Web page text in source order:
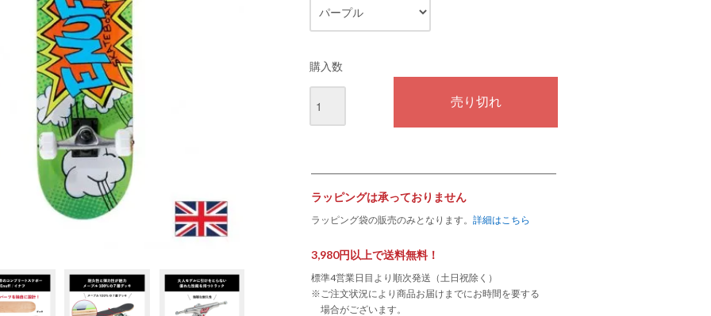
購入数
ラッピングは承っておりません
ラッピング袋の販売のみとなります。 詳細はこちら
3,980円以上で送料無料！
標準4営業日目より順次発送（土日祝除く）
※ご注文状況により商品お届けまでにお時間を要する
場合がございます。